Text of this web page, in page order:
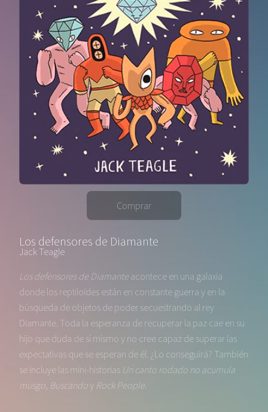
Comprar
Los defensores de Diamante
Jack Teagle
Los defensores de Diamante acontece en una galaxia
donde los reptiloides están en constante guerra y en la
búsqueda de objetos de poder secuestrando al rey
Diamante. Toda la esperanza de recuperar la paz cae en su
hijo que duda de sí mismo y no cree capaz de superar las
expectativas que se esperan de él. ¿Lo conseguirá? También
se incluye las mini-historias Un canto rodado no acumula
musgo, Buscandoy Rock People.